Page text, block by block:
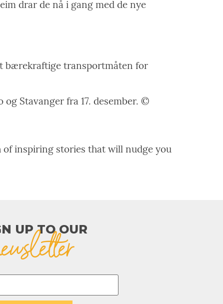
drar de nå i gang med de nye
bærekraftige transportmåten for
Stavanger fra 17. desember. ©
inspiring stories that will nudge you
UP TO OUR​